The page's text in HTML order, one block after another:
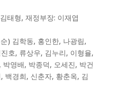
태형, 재정부장: 이재엽
) 김학동, 홍인한, 나광림,
호, 류상우, 김누리, 이형율,
영배, 박종덕, 오세진, 박건
백경희, 신춘자, 황춘옥, 김